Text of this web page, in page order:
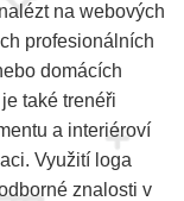
na webových
profesionálních
domácích
také trenéři
a interiéroví
Využití loga
znalosti v